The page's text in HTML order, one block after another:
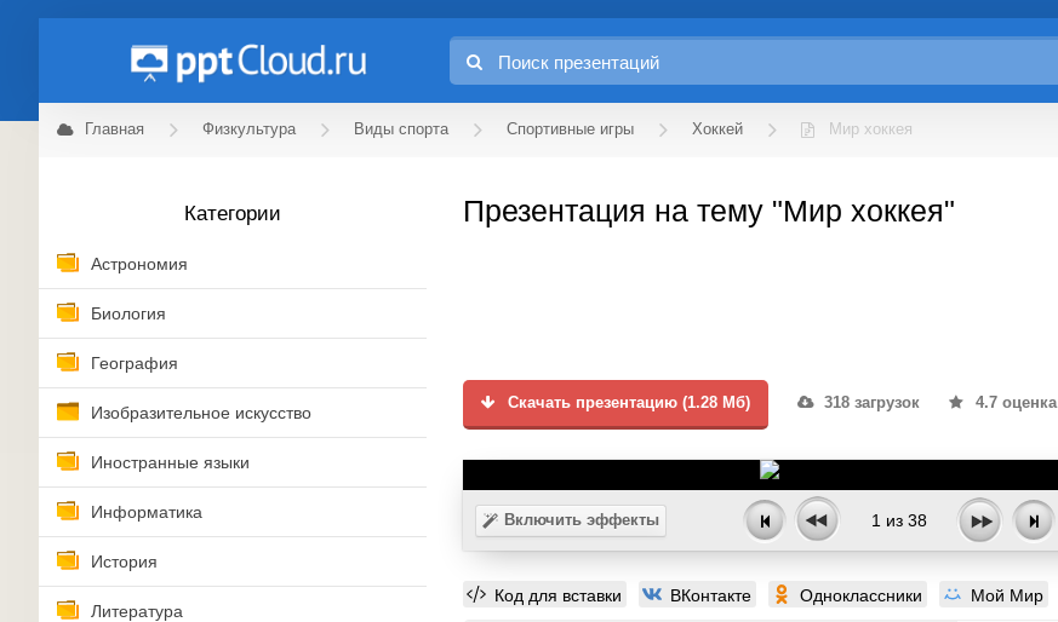
Главная Физкультура Виды спорта Спортивные игры Хоккей Мир хоккея
Категории
Астрономия
Биология
География
Изобразительное искусство
Иностранные языки
Информатика
История
Литература
Презентация на тему "Мир хоккея"
Скачать презентацию (1.28 Мб) 318 загрузок 4.7 оценка
Включить эффекты 1 из 38
Код для вставки ВКонтакте Одноклассники Мой Мир